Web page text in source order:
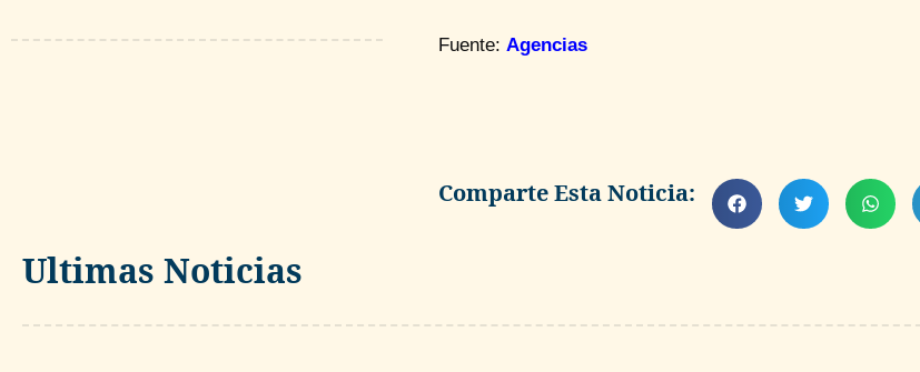
Fuente: Agencias
Comparte Esta Noticia:
Ultimas Noticias